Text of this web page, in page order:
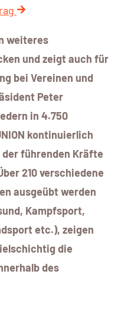
weiteres
und zeigt auch für
bei Vereinen und
Peter
in 4.750
kontinuierlich
führenden Kräfte
210 verschiedene
ausgeübt werden
Kampfsport,
etc.), zeigen
die
des